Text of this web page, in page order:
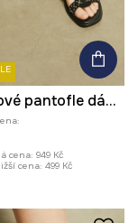
Semišové pantofle dámské s ozdobnou aplikací černá barva
cena: 949 Kč
cena: 499 Kč